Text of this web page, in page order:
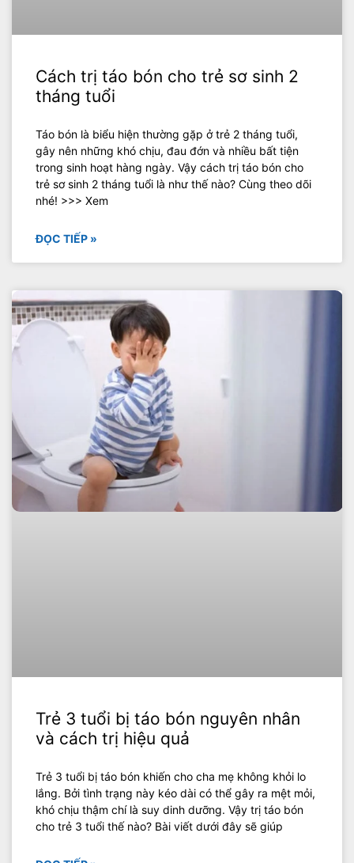
Cách trị táo bón cho trẻ sơ sinh 2
tháng tuổi
Táo bón là biểu hiện thường gặp ở trẻ 2 tháng tuổi,
gây nên những khó chịu, đau đớn và nhiều bất tiện
trong sinh hoạt hàng ngày. Vậy cách trị táo bón cho
trẻ sơ sinh 2 tháng tuổi là như thế nào? Cùng theo dõi
nhé! >>> Xem
ĐỌC TIẾP »
Trẻ 3 tuổi bị táo bón nguyên nhân
và cách trị hiệu quả
Trẻ 3 tuổi bị táo bón khiến cho cha mẹ không khỏi lo
lắng. Bởi tình trạng này kéo dài có thể gây ra mệt mỏi,
khó chịu thậm chí là suy dinh dưỡng. Vậy trị táo bón
cho trẻ 3 tuổi thế nào? Bài viết dưới đây sẽ giúp